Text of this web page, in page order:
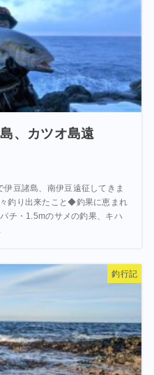
、カツオ島遠
豆諸島、南伊豆遠征してきま
釣り出来たこと◆釣果に恵まれ
チ・1.5mのサメの釣果、キハ
釣行記